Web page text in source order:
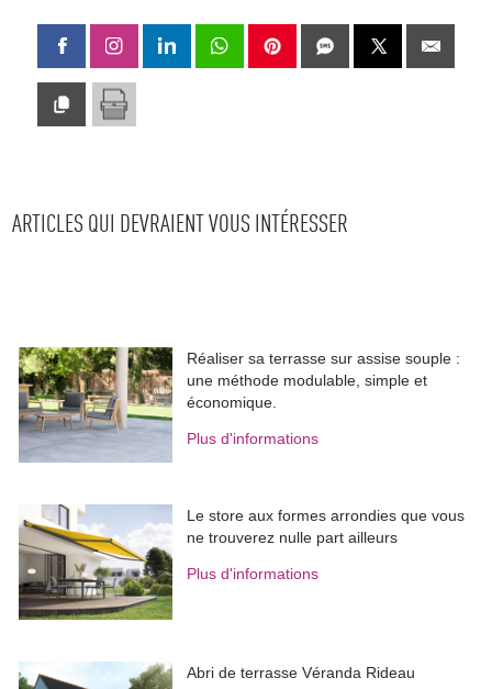
ARTICLES QUI DEVRAIENT VOUS INTÉRESSER
Réaliser sa terrasse sur assise souple :
une méthode modulable, simple et
économique.
Plus d'informations
Le store aux formes arrondies que vous
ne trouverez nulle part ailleurs
Plus d'informations
Abri de terrasse Véranda Rideau